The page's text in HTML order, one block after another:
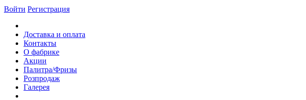
Войти Регистрация
Доставка и оплата
Контакты
О фабрике
Акции
Палитра/Фризы
Розпродаж
Галерея